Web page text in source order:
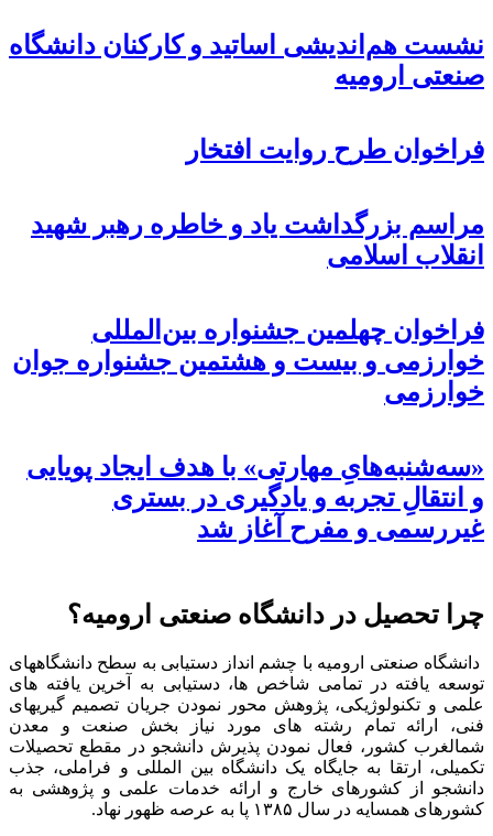
نشست هم‌اندیشی اساتید و کارکنان دانشگاه
صنعتی ارومیه
فراخوان طرح روایت افتخار
مراسم بزرگداشت یاد و خاطره رهبر شهید
انقلاب اسلامی
فراخوان چهلمین جشنواره بین‌المللی
خوارزمی و بیست و هشتمین جشنواره جوان
خوارزمی
«سه‌شنبه‌هایِ مهارتی» با هدف ایجاد پویایی
و انتقالِ تجربه و یادگیری در بستری
غیررسمی و مفرح آغاز شد
چرا تحصیل در دانشگاه صنعتی ارومیه؟
دانشگاه صنعتی ارومیه با چشم انداز دستیابی به سطح دانشگاههای
توسعه یافته در تمامی شاخص ها، دستیابی به آخرین یافته های
علمی و تکنولوژیکی، پژوهش محور نمودن جریان تصمیم گیریهای
فنی، ارائه تمام رشته های مورد نیاز بخش صنعت و معدن
شمالغرب کشور، فعال نمودن پذیرش دانشجو در مقطع تحصیلات
تکمیلی، ارتقا به جایگاه یک دانشگاه بین المللی و فراملی، جذب
دانشجو از کشورهای خارج و ارائه خدمات علمی و پژوهشی به
کشورهای همسایه در سال ۱۳۸۵ پا به عرصه ظهور نهاد.